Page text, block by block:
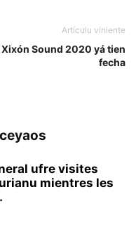
Artículu viniente
Xixón Sound 2020 yá tien
fecha
ufre visites
mientres les